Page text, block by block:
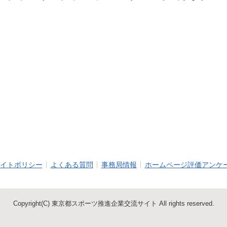
トポリシー よくある質問 事務局情報 ホームページ評価アンケ
Copyright(C) 東京都スポーツ推進企業交流サイト All rights reserved.